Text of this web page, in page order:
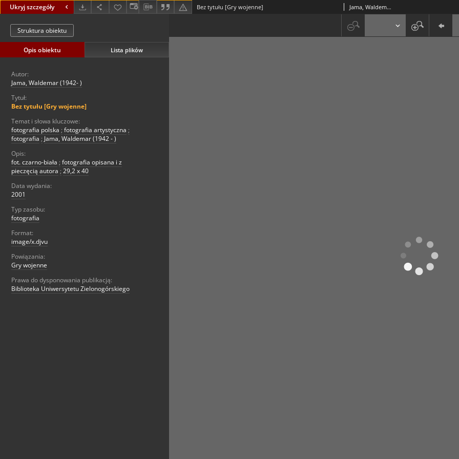
Ukryj szczegóły Bez tytułu [Gry wojenne] Jama, Waldemar (1942- )
Struktura obiektu
Opis obiektu Lista plików
Autor:
Jama, Waldemar (1942- )
Tytuł:
Bez tytułu [Gry wojenne]
Temat i słowa kluczowe:
fotografia polska ; fotografia artystyczna ;
fotografia ; Jama, Waldemar (1942 - )
Opis:
fot. czarno-biała ; fotografia opisana i z
pieczęcią autora ; 29,2 x 40
Data wydania:
2001
Typ zasobu:
fotografia
Format:
image/x.djvu
Powiązania:
Gry wojenne
Prawa do dysponowania publikacją:
Biblioteka Uniwersytetu Zielonogórskiego